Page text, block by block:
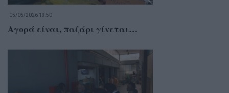
05/05/2026 13:50
Αγορά είναι, παζάρι γίνεται…